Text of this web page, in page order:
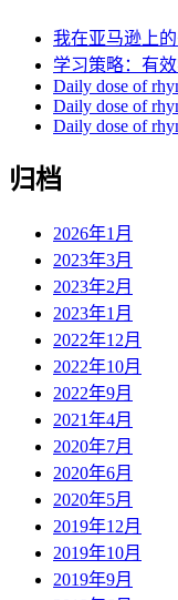
我在亚马逊上
学习策略：有
Daily dose of
Daily dose of
Daily dose of
归档
2026年1月
2023年3月
2023年2月
2023年1月
2022年12月
2022年10月
2022年9月
2021年4月
2020年7月
2020年6月
2020年5月
2019年12月
2019年10月
2019年9月